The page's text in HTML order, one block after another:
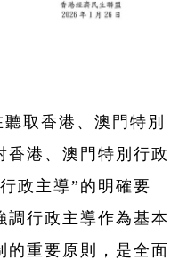
取香港、澳門特別
香港、澳門特別行政
政主導”的明確要
調行政主導作為基本
的重要原則，是全面